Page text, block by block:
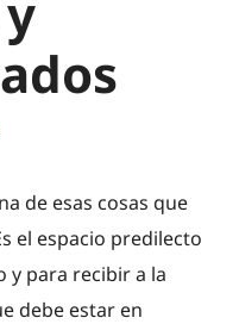
de esas cosas que
el espacio predilecto
y para recibir a la
debe estar en